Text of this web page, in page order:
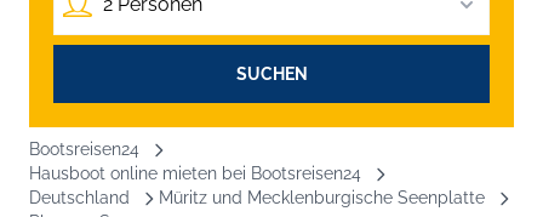
SUCHEN
Bootsreisen24
Hausboot online mieten bei Bootsreisen24
Deutschland
Müritz und Mecklenburgische Seenplatte